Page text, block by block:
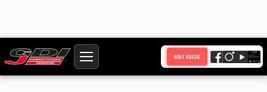
NEUE SUCHE
Startseite
Produkte
Diamantbohrkrone Ø178 mm HQ Anschluss Duss Bohrkern Ø 169 mm
Nutzlänge 300 mm mit 6 Absauglöchern